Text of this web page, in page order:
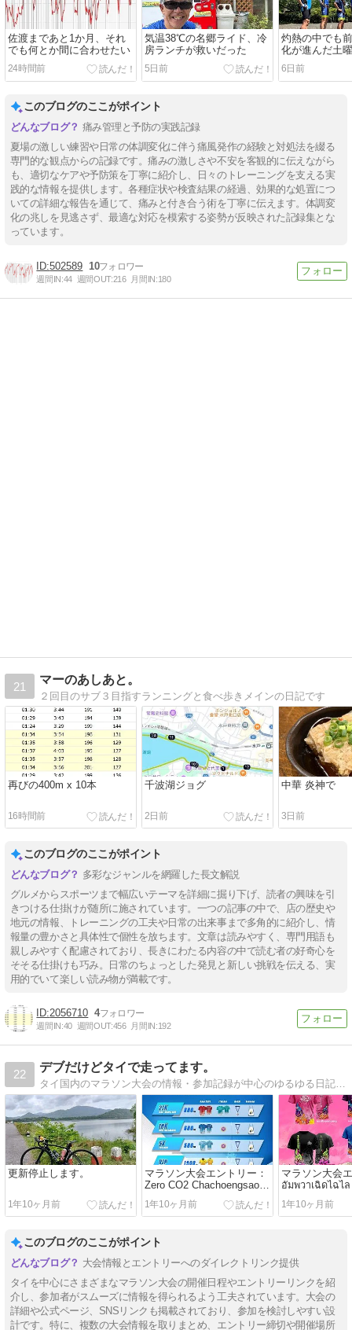
佐渡まであと1か月、それ
でも何とか間に合わせたい
24時間前
気温38℃の名郷ライド、冷
房ランチが救いだった
5日前
灼熱の中でも
化が進んだ土
6日前
このブログのここがポイント
痛み管理と予防の実践記録
夏場の激しい練習や日常の体調変化に伴う痛風発作の経験と対処法を綴る
専門的な観点からの記録です。痛みの激しさや不安を客観的に伝えながら
も、適切なケアや予防策を丁寧に紹介し、日々のトレーニングを支える実
践的な情報を提供します。各種症状や検査結果の経過、効果的な処置につ
いての詳細な報告を通じて、痛みと付き合う術を丁寧に伝えます。体調変
化の兆しを見逃さず、最適な対応を模索する姿勢が反映された記録集とな
っています。
502589 10
週間IN:44 週間OUT:216 月間IN:180
21
マーのあしあと。
２回目のサブ３目指すランニングと食べ歩きメインの日記です
再びの400m x 10本
16時間前
千波湖ジョグ
2日前
中華 炎神で
3日前
このブログのここがポイント
多彩なジャンルを網羅した長文解説
グルメからスポーツまで幅広いテーマを詳細に掘り下げ、読者の興味を引
きつける仕掛けが随所に施されています。一つの記事の中で、店の歴史や
地元の情報、トレーニングの工夫や日常の出来事まで多角的に紹介し、情
報量の豊かさと具体性で個性を放ちます。文章は読みやすく、専門用語も
親しみやすく配慮されており、長きにわたる内容の中で読む者の好奇心を
そそる仕掛けも巧み。日常のちょっとした発見と新しい挑戦を伝える、実
用的でいて楽しい読み物が満載です。
2056710 4
週間IN:40 週間OUT:456 月間IN:192
22
デブだけどタイで走ってます。
タイ国内のマラソン大会の情報・参加記録が中心のゆるゆる日記です。
更新停止します。
1年10ヶ月前
マラソン大会エントリー：
Zero CO2 Chachoengsao
Run 2024
1年10ヶ月前
マラソン大会
อัมพวาเฉิดไฉไ
อัมพวา ฮาล์ฟม
9
1年10ヶ月前
このブログのここがポイント
大会情報とエントリーへのダイレクトリンク提供
タイを中心にさまざまなマラソン大会の開催日程やエントリーリンクを紹
介し、参加者がスムーズに情報を得られるよう工夫されています。大会の
詳細や公式ページ、SNSリンクも掲載されており、参加を検討しやすい設
計です。特に、複数の大会情報を取りまとめ、エントリー締切や開催場所